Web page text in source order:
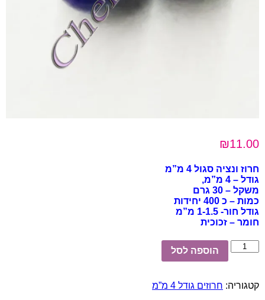
₪11.00
חרוז ונציה סגול 4 מ”מ
גודל – 4 מ”מ,
משקל – 30 גרם
כמות – כ 400 יחידות
גודל חור- 1-1.5 מ”מ
חומר – זכוכית
כמות
של
זכוכית
הוספה לסל
קטגוריה: חרוזים גודל 4 מ”מ